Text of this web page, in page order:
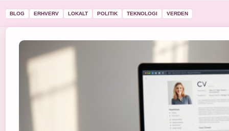
BLOG ERHVERV LOKALT POLITIK TEKNOLOGI VERDEN